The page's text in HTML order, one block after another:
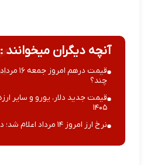
آنچه دیگران میخوانند :
چند؟
۱۴۰۵
نرخ ارز امروز ۱۴ مرداد اعلام شد؛ دلار و یورو چند؟